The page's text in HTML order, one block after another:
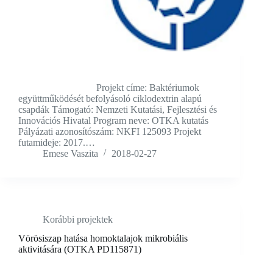
Projekt címe: Baktériumok
együttműködését befolyásoló ciklodextrin alapú
csapdák Támogató: Nemzeti Kutatási, Fejlesztési és
Innovációs Hivatal Program neve: OTKA kutatás
Pályázati azonosítószám: NKFI 125093 Projekt
futamideje: 2017.…
Emese Vaszita
2018-02-27
Korábbi projektek
Vörösiszap hatása homoktalajok mikrobiális
aktivitására (OTKA PD115871)